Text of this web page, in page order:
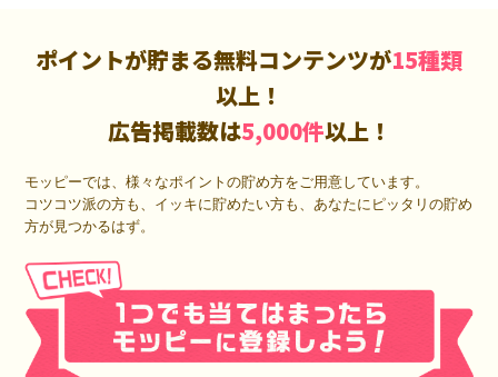
ポイントが貯まる無料コンテンツが15種類
以上！
広告掲載数は5,000件以上！
モッピーでは、様々なポイントの貯め方をご用意しています。
コツコツ派の方も、イッキに貯めたい方も、あなたにピッタリの貯め
方が見つかるはず。